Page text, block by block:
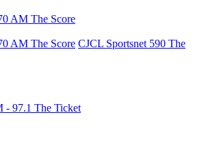
AM The Score
AM The Score CJCL Sportsnet 590 The
97.1 The Ticket